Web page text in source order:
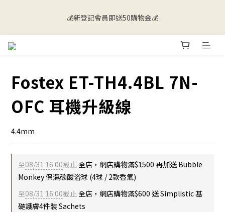
💰新登記會員即送50購物金💰
💰新登記會員即送50購物金💰
🚚 香港及澳門地區會員購物滿$500即免運 | 海外送貨歡迎向客服
💰新登記會員即送50購物金💰
Fostex ET-TH4.4BL 7N-
OFC 耳機升級線
4.4mm
至08/31 16:00截止全店，網店購物滿$1500 再加送 Bubble
Monkey 保濕碳酸浴球 (4球 / 2款香氣)
至08/31 16:00截止全店，網店購物滿$600 送 Simplistic 基
礎護膚4件裝 Sachets